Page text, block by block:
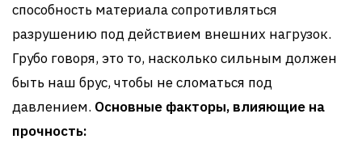
способность материала сопротивляться
разрушению под действием внешних нагрузок.
Грубо говоря, это то, насколько сильным должен
быть наш брус, чтобы не сломаться под
давлением. Основные факторы, влияющие на
прочность: